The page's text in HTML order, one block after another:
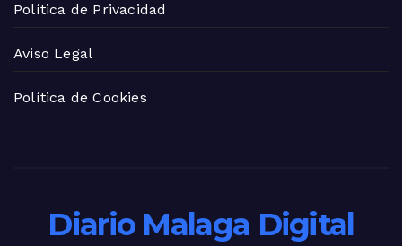
Política de Privacidad
Aviso Legal
Política de Cookies
Diario Malaga Digital